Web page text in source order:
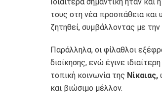
τους στη νέα προσπάθεια και
ζητηθεί, συμβάλλοντας με
Παράλληλα, οι φίλαθλοι
διοίκησης, ενώ έγινε
τοπική κοινωνία της Νίκαιας,
και βιώσιμο μέλλον.